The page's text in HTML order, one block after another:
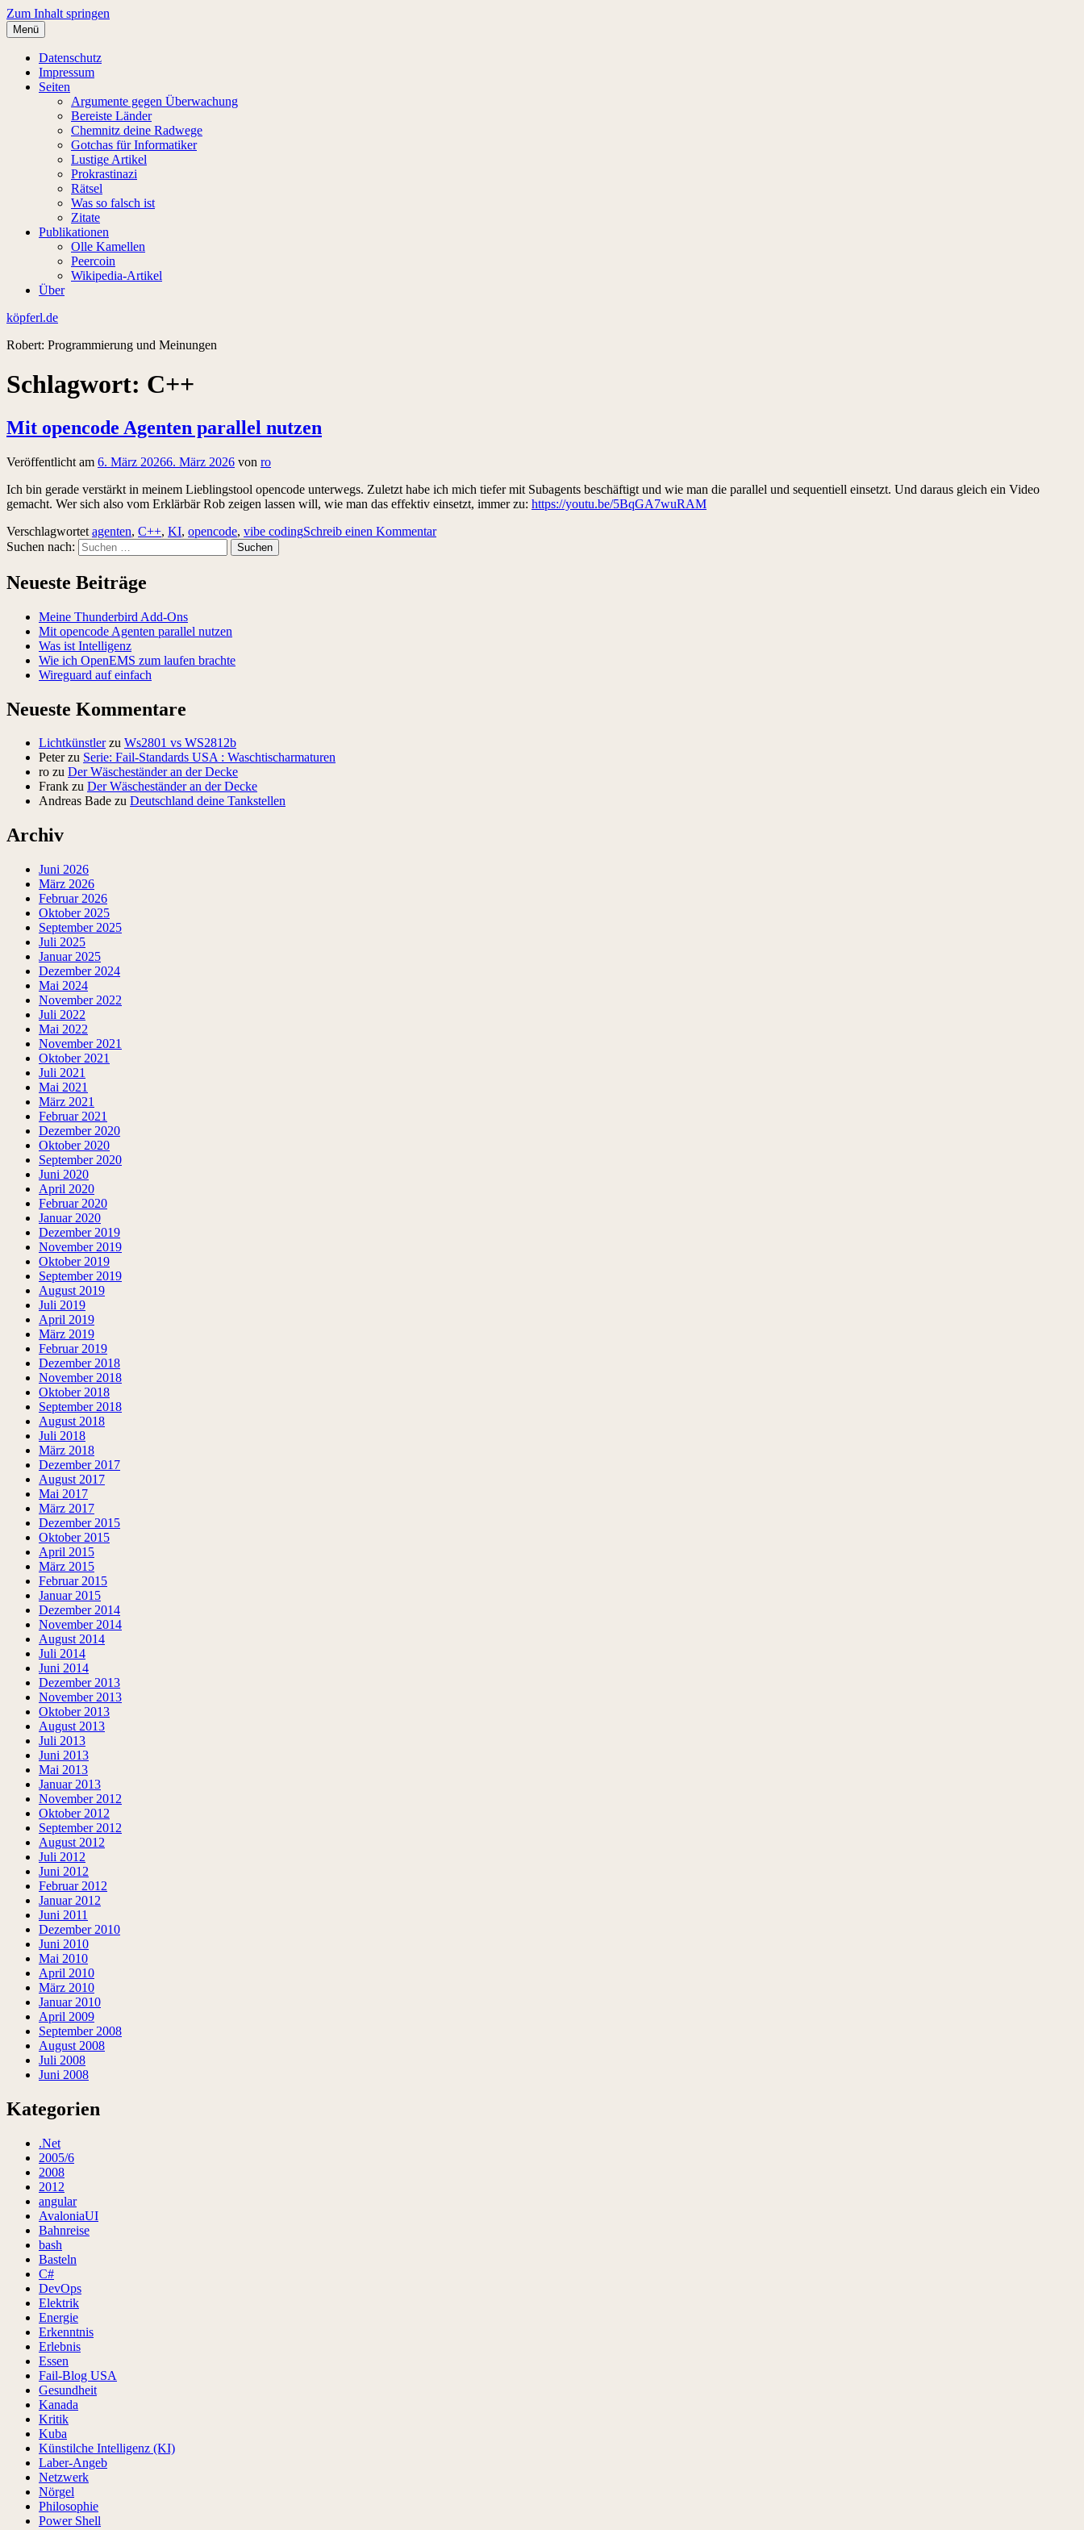
Zum Inhalt springen
Menü
Datenschutz
Impressum
Seiten
Argumente gegen Überwachung
Bereiste Länder
Chemnitz deine Radwege
Gotchas für Informatiker
Lustige Artikel
Prokrastinazi
Rätsel
Was so falsch ist
Zitate
Publikationen
Olle Kamellen
Peercoin
Wikipedia-Artikel
Über
köpferl.de
Robert: Programmierung und Meinungen
Schlagwort: C++
Mit opencode Agenten parallel nutzen
Veröffentlicht am 6. März 20266. März 2026 von ro
Ich bin gerade verstärkt in meinem Lieblingstool opencode unterwegs. Zuletzt habe ich mich tiefer mit Subagents beschäftigt und wie man die parallel und sequentiell einsetzt. Und daraus gleich ein Video
gemacht. Wer sich also vom Erklärbär Rob zeigen lassen will, wie man das effektiv einsetzt, immer zu: https://youtu.be/5BqGA7wuRAM
Verschlagwortet agenten, C++, KI, opencode, vibe codingSchreib einen Kommentar
Suchen nach:
Neueste Beiträge
Meine Thunderbird Add-Ons
Mit opencode Agenten parallel nutzen
Was ist Intelligenz
Wie ich OpenEMS zum laufen brachte
Wireguard auf einfach
Neueste Kommentare
Lichtkünstlerzu Ws2801 vs WS2812b
Peterzu Serie: Fail-Standards USA : Waschtischarmaturen
ro zu Der Wäscheständer an der Decke
Frank zu Der Wäscheständer an der Decke
Andreas Bade zu Deutschland deine Tankstellen
Archiv
Juni 2026
März 2026
Februar 2026
Oktober 2025
September 2025
Juli 2025
Januar 2025
Dezember 2024
Mai 2024
November 2022
Juli 2022
Mai 2022
November 2021
Oktober 2021
Juli 2021
Mai 2021
März 2021
Februar 2021
Dezember 2020
Oktober 2020
September 2020
Juni 2020
April 2020
Februar 2020
Januar 2020
Dezember 2019
November 2019
Oktober 2019
September 2019
August 2019
Juli 2019
April 2019
März 2019
Februar 2019
Dezember 2018
November 2018
Oktober 2018
September 2018
August 2018
Juli 2018
März 2018
Dezember 2017
August 2017
Mai 2017
März 2017
Dezember 2015
Oktober 2015
April 2015
März 2015
Februar 2015
Januar 2015
Dezember 2014
November 2014
August 2014
Juli 2014
Juni 2014
Dezember 2013
November 2013
Oktober 2013
August 2013
Juli 2013
Juni 2013
Mai 2013
Januar 2013
November 2012
Oktober 2012
September 2012
August 2012
Juli 2012
Juni 2012
Februar 2012
Januar 2012
Juni 2011
Dezember 2010
Juni 2010
Mai 2010
April 2010
März 2010
Januar 2010
April 2009
September 2008
August 2008
Juli 2008
Juni 2008
Kategorien
.Net
2005/6
2008
2012
angular
AvaloniaUI
Bahnreise
bash
Basteln
C#
DevOps
Elektrik
Energie
Erkenntnis
Erlebnis
Essen
Fail-Blog USA
Gesundheit
Kanada
Kritik
Kuba
Künstilche Intelligenz (KI)
Laber-Angeb
Netzwerk
Nörgel
Philosophie
Power Shell